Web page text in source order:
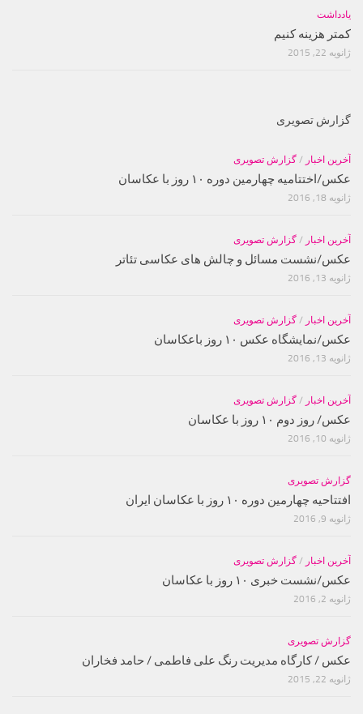
یادداشت
کمتر هزینه کنیم
ژانویه 22, 2015
گزارش تصویری
آخرین اخبار / گزارش تصویری
عکس/اختتامیه چهارمین دوره ۱۰ روز با عکاسان
ژانویه 18, 2016
آخرین اخبار / گزارش تصویری
عکس/نشست مسائل و چالش های عکاسی تئاتر
ژانویه 13, 2016
آخرین اخبار / گزارش تصویری
عکس/نمایشگاه عکس ۱۰ روز باعکاسان
ژانویه 13, 2016
آخرین اخبار / گزارش تصویری
عکس/ روز دوم ۱۰ روز با عکاسان
ژانویه 10, 2016
گزارش تصویری
افتتاحیه چهارمین دوره ۱۰ روز با عکاسان ایران
ژانویه 9, 2016
آخرین اخبار / گزارش تصویری
عکس/نشست خبری ۱۰ روز با عکاسان
ژانویه 2, 2016
گزارش تصویری
عکس / کارگاه مدیریت رنگ علی فاطمی / حامد فخاران
ژانویه 22, 2015